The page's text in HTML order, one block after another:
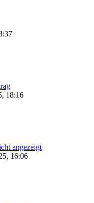
18:16
angezeigt
16:06